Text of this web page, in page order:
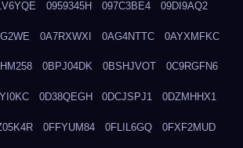
0959345H 097C3BE4 09DI9AQ2
0A7RXWXI 0AG4NTTC 0AYXMFKC
0BPJ04DK 0BSHJVOT 0C9RGFN6
0D38QEGH 0DCJSPJ1 0DZMHHX1
0FFYUM84 0FLIL6GQ 0FXF2MUD